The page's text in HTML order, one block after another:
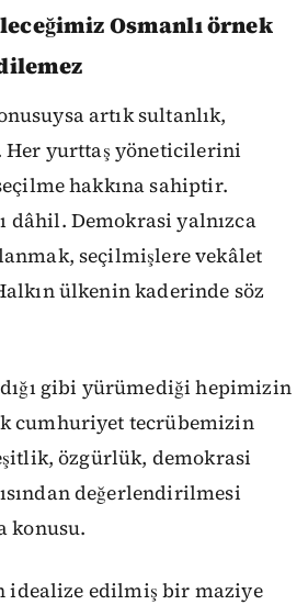
Osmanlı örnek
artık sultanlık,
Her yurttaş yöneticilerini
hakkına sahiptir.
dâhil. Demokrasi yalnızca
seçilmişlere vekâlet
ülkenin kaderinde söz
gibi yürümediği hepimizin
cumhuriyet tecrübemizin
özgürlük, demokrasi
değerlendirilmesi
konusu.
idealize edilmiş bir maziye